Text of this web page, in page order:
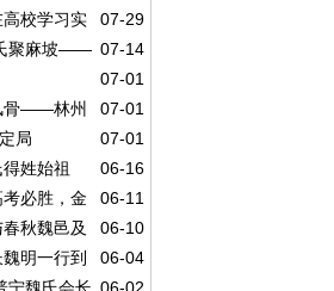
07-29
校学习实
07-14
聚麻坡——
魏氏公会三十周
07-01
07-01
骨——林州
木匾
07-01
局
06-16
姓始祖
06-11
必胜，金
06-10
秋魏邑及
06-04
明一行到